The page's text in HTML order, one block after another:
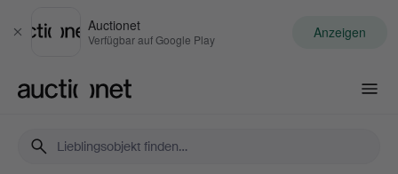
Schließen
Auctionet
Verfügbar auf Google Play Anzeigen